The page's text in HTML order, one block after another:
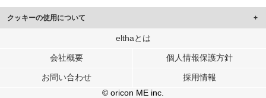
クッキーの使用について
このサイトでは Cookie を使用して、ユーザーに合わせたコンテンツや広告の
行っています。
メディアや広告配信、データ解析の各パートナーに提供しています。
各パートナーは、この情報とユーザーが各パートナーに提供した他の情報や、
elthaとは
会社概要 個人情報保護方針
お問い合わせ
採用情報
© oricon ME inc.